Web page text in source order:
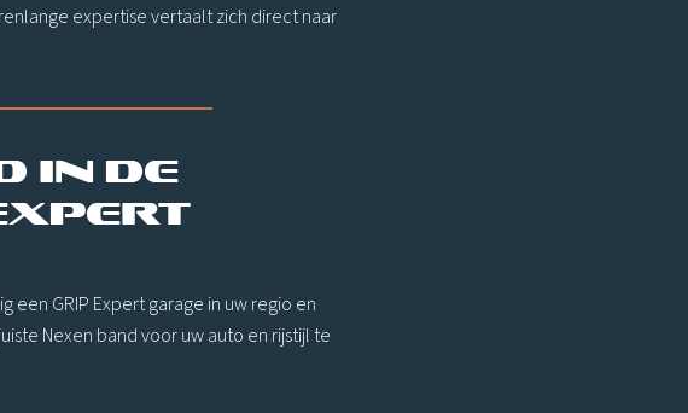
expertise vertaalt zich direct naar
in de
GRIP Expert garage in uw regio en
Nexen band voor uw auto en rijstijl te